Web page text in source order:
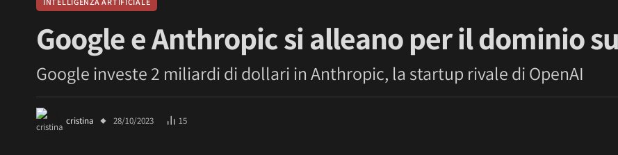
Google e Anthropic si alleano per il dominio
Google investe 2 miliardi di dollari in Anthropic, la startup rivale di OpenAI
cristina 28/10/2023 15